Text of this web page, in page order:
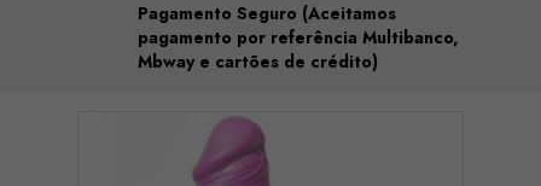
Pagamento Seguro (Aceitamos
pagamento por referência Multibanco,
Mbway e cartões de crédito)